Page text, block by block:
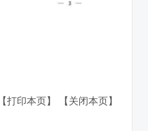
【打印本页】 【关闭本页】